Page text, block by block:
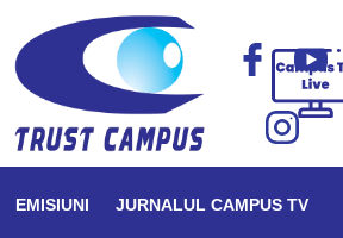
EMISIUNI JURNALUL CAMPUS TV